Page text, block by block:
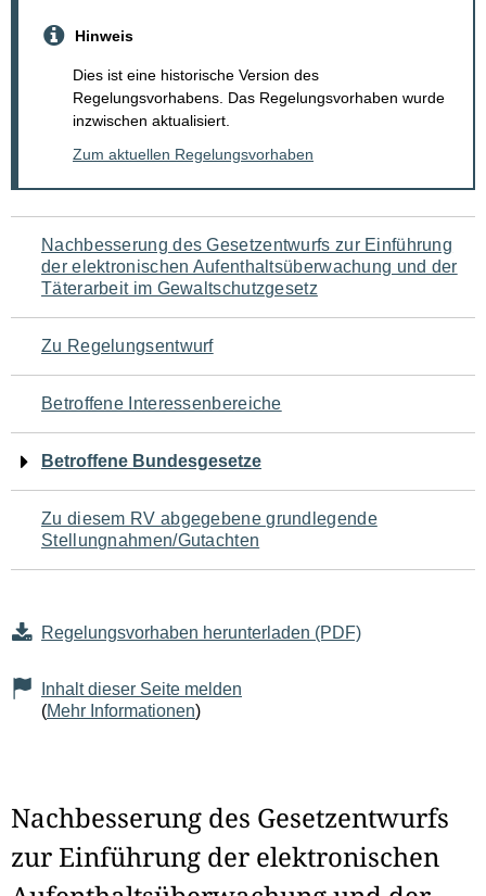
Hinweis
Dies ist eine historische Version des
Regelungsvorhabens. Das Regelungsvorhaben wurde
inzwischen aktualisiert.
Zum aktuellen Regelungsvorhaben
Navigation
für
den
Seiteninhalt
Nachbesserung des Gesetzentwurfs zur Einführung
der elektronischen Aufenthaltsüberwachung und der
Täterarbeit im Gewaltschutzgesetz
Zu Regelungsentwurf
Betroffene Interessenbereiche
Betroffene Bundesgesetze
Zu diesem RV abgegebene grundlegende
Stellungnahmen/Gutachten
Regelungsvorhaben herunterladen (PDF)
Inhalt dieser Seite melden
(Mehr Informationen)
Nachbesserung des Gesetzentwurfs
zur Einführung der elektronischen